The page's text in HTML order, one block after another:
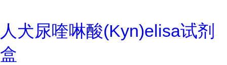
人犬尿喹啉酸(Kyn)elisa试剂
盒